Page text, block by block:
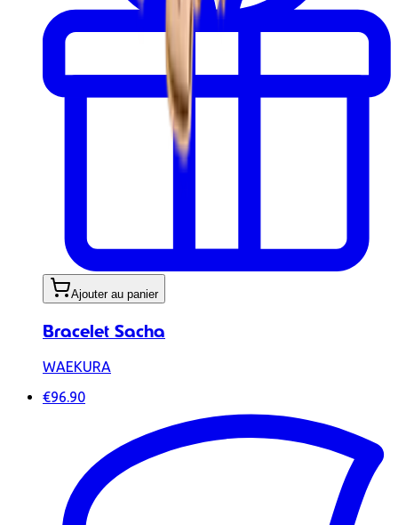
Ajouter au panier
Bracelet Sacha
WAEKURA
€96.90